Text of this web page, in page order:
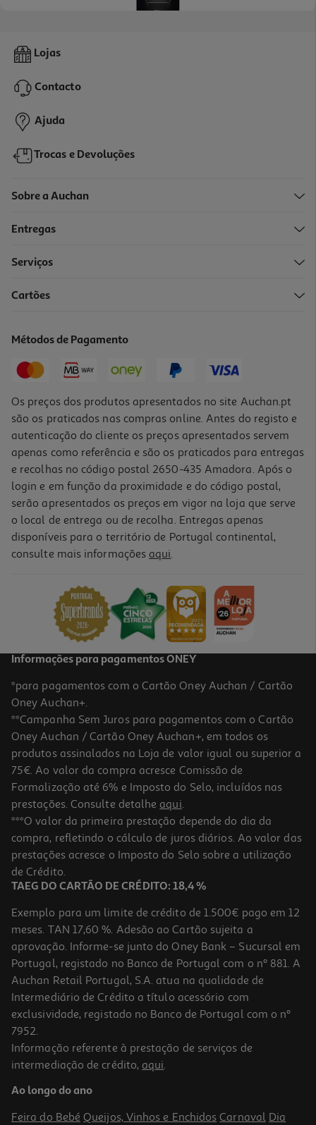
Fogão A Gás Consul Myto Rl 60 X-B/p 4 Queimadores Inox
399,99 €
Fogão A Gás Butano Propano Junex Fbl 960x
599,99 €
3.8
Fogão A Gás Butano Propano Junex Fs 652 P B Preto
349.99 €/un
349,99 €
Fogão A Gás Meireles M 601 X Inox 60 Cm 4 Queimadores Forno A
Gás
549.99 €/un
549,99 €
Lojas
Contacto
Ajuda
Trocas e Devoluções
Sobre a Auchan
Entregas
Serviços
Cartões
Métodos de Pagamento
Os preços dos produtos apresentados no site Auchan.pt
são os praticados nas compras online. Antes do registo e
autenticação do cliente os preços apresentados servem
apenas como referência e são os praticados para entregas
e recolhas no código postal 2650-435 Amadora. Após o
login e em função da proximidade e do código postal,
serão apresentados os preços em vigor na loja que serve
o local de entrega ou de recolha. Entregas apenas
disponíveis para o território de Portugal continental,
consulte mais informações aqui.
Informações para pagamentos ONEY
*para pagamentos com o Cartão Oney Auchan / Cartão
Oney Auchan+.
**Campanha Sem Juros para pagamentos com o Cartão
Oney Auchan / Cartão Oney Auchan+, em todos os
produtos assinalados na Loja de valor igual ou superior a
75€. Ao valor da compra acresce Comissão de
Formalização até 6% e Imposto do Selo, incluídos nas
prestações. Consulte detalhe aqui.
***O valor da primeira prestação depende do dia da
compra, refletindo o cálculo de juros diários. Ao valor das
prestações acresce o Imposto do Selo sobre a utilização
de Crédito.
TAEG DO CARTÃO DE CRÉDITO: 18,4 %
Exemplo para um limite de crédito de 1.500€ pago em 12
meses. TAN 17,60 %. Adesão ao Cartão sujeita a
aprovação. Informe-se junto do Oney Bank – Sucursal em
Portugal, registado no Banco de Portugal com o nº 881. A
Auchan Retail Portugal, S.A. atua na qualidade de
Intermediário de Crédito a título acessório com
exclusividade, registado no Banco de Portugal com o nº
7952.
Informação referente à prestação de serviços de
intermediação de crédito, aqui.
Ao longo do ano
Feira do Bebé Queijos, Vinhos e Enchidos Carnaval Dia